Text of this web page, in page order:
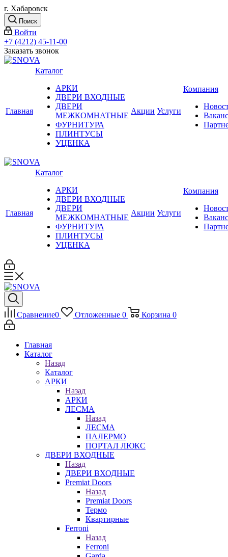
г. Хабаровск
Поиск
Войти
+7 (4212) 45-11-00
Заказать звонок
Главная
Каталог
АРКИ
ДВЕРИ ВХОДНЫЕ
ДВЕРИ
МЕЖКОМНАТНЫЕ
ФУРНИТУРА
ПЛИНТУСЫ
УЦЕНКА
Акции Услуги
Компания
Главная
Каталог
АРКИ
ДВЕРИ ВХОДНЫЕ
ДВЕРИ
МЕЖКОМНАТНЫЕ
ФУРНИТУРА
ПЛИНТУСЫ
УЦЕНКА
Акции Услуги
Компания
Сравнение0 Отложенные 0 Корзина 0
Главная
Каталог
Назад
Каталог
АРКИ
Назад
АРКИ
ЛЕСМА
Назад
ЛЕСМА
ПАЛЕРМО
ПОРТАЛ ЛЮКС
ДВЕРИ ВХОДНЫЕ
Назад
ДВЕРИ ВХОДНЫЕ
Premiat Doors
Назад
Premiat Doors
Термо
Квартирные
Ferroni
Назад
Ferroni